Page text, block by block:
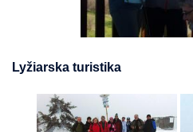
Lyžiarska turistika